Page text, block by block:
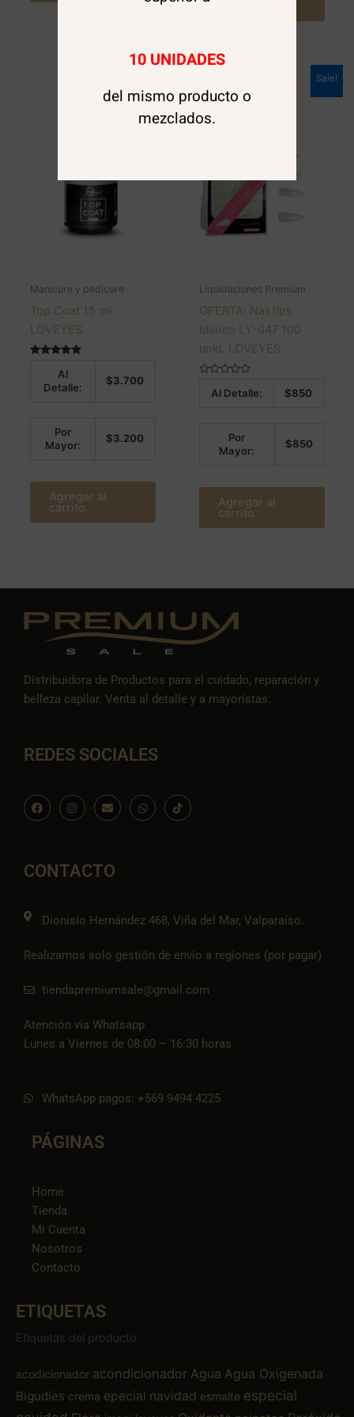
Manicure y pedicure
Top Coat 15 ml.
LOVEYES
de 5
Al
Detalle:
$3.700
Por
Mayor:
$3.200
Agregar al
carrito
Sale!
Liquidaciones Premium
OFERTA! Nail tips
blanco LY-047 100
unid. LOVEYES
Al Detalle: $850
Por
Mayor:
$850
Agregar al
carrito
Distribuidora de Productos para el cuidado, reparación y
belleza capilar. Venta al detalle y a mayoristas.
REDES SOCIALES
F
a
c
o
k
I
n
s
r
a
E
n
v
p
e
W
h
a
I
c
o
CONTACTO
Dionisio Hernández 468, Viña del Mar, Valparaíso.
Realizamos solo gestión de envío a regiones (por pagar)
tiendapremiumsale@gmail.com
Atención vía Whatsapp
Lunes a Viernes de 08:00 – 16:30 horas
WhatsApp pagos: +569 9494 4225
PÁGINAS
Home
Tienda
Mi Cuenta
Nosotros
Contacto
ETIQUETAS
Etiquetas del producto
acodicionador acondicionador Agua Agua Oxigenada
Bigudíes crema epecial navidad esmalte especial
10 UNIDADES
del mismo producto o
mezclados.